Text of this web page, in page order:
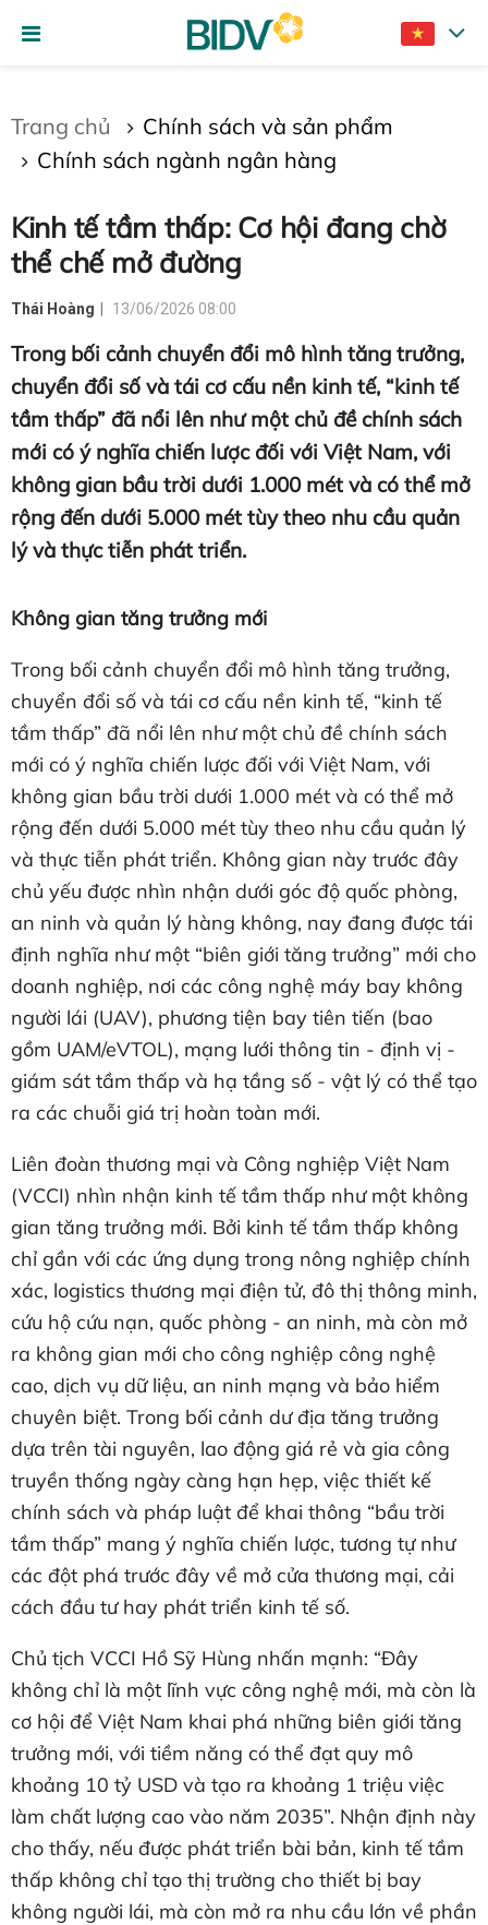
Trang chủ
Chính sách và sản phẩm
Chính sách ngành ngân hàng
Kinh tế tầm thấp: Cơ hội đang chờ
thể chế mở đường
Thái Hoàng 13/06/2026 08:00
Trong bối cảnh chuyển đổi mô hình tăng trưởng,
chuyển đổi số và tái cơ cấu nền kinh tế, “kinh tế
tầm thấp” đã nổi lên như một chủ đề chính sách
mới có ý nghĩa chiến lược đối với Việt Nam, với
không gian bầu trời dưới 1.000 mét và có thể mở
rộng đến dưới 5.000 mét tùy theo nhu cầu quản
lý và thực tiễn phát triển.
Không gian tăng trưởng mới
Trong bối cảnh chuyển đổi mô hình tăng trưởng,
chuyển đổi số và tái cơ cấu nền kinh tế, “kinh tế
tầm thấp” đã nổi lên như một chủ đề chính sách
mới có ý nghĩa chiến lược đối với Việt Nam, với
không gian bầu trời dưới 1.000 mét và có thể mở
rộng đến dưới 5.000 mét tùy theo nhu cầu quản lý
và thực tiễn phát triển. Không gian này trước đây
chủ yếu được nhìn nhận dưới góc độ quốc phòng,
an ninh và quản lý hàng không, nay đang được tái
định nghĩa như một “biên giới tăng trưởng” mới cho
doanh nghiệp, nơi các công nghệ máy bay không
người lái (UAV), phương tiện bay tiên tiến (bao
gồm UAM/eVTOL), mạng lưới thông tin - định vị -
giám sát tầm thấp và hạ tầng số - vật lý có thể tạo
ra các chuỗi giá trị hoàn toàn mới.
Liên đoàn thương mại và Công nghiệp Việt Nam
(VCCI) nhìn nhận kinh tế tầm thấp như một không
gian tăng trưởng mới. Bởi kinh tế tầm thấp không
chỉ gần với các ứng dụng trong nông nghiệp chính
xác, logistics thương mại điện tử, đô thị thông minh,
cứu hộ cứu nạn, quốc phòng - an ninh, mà còn mở
ra không gian mới cho công nghiệp công nghệ
cao, dịch vụ dữ liệu, an ninh mạng và bảo hiểm
chuyên biệt. Trong bối cảnh dư địa tăng trưởng
dựa trên tài nguyên, lao động giá rẻ và gia công
truyền thống ngày càng hạn hẹp, việc thiết kế
chính sách và pháp luật để khai thông “bầu trời
tầm thấp” mang ý nghĩa chiến lược, tương tự như
các đột phá trước đây về mở cửa thương mại, cải
cách đầu tư hay phát triển kinh tế số.
Chủ tịch VCCI Hồ Sỹ Hùng nhấn mạnh: “Đây
không chỉ là một lĩnh vực công nghệ mới, mà còn là
cơ hội để Việt Nam khai phá những biên giới tăng
trưởng mới, với tiềm năng có thể đạt quy mô
khoảng 10 tỷ USD và tạo ra khoảng 1 triệu việc
làm chất lượng cao vào năm 2035”. Nhận định này
cho thấy, nếu được phát triển bài bản, kinh tế tầm
thấp không chỉ tạo thị trường cho thiết bị bay
không người lái, mà còn mở ra nhu cầu lớn về phần
Gửi bình luận